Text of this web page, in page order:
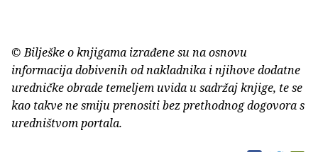
© Bilješke o knjigama izrađene su na osnovu
informacija dobivenih od nakladnika i njihove dodatne
uredničke obrade temeljem uvida u sadržaj knjige, te se
kao takve ne smiju prenositi bez prethodnog dogovora s
uredništvom portala.